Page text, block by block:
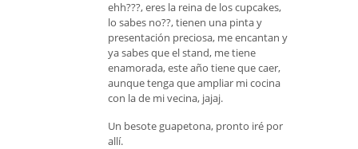
ehh???, eres la reina de los cupcakes,
lo sabes no??, tienen una pinta y
presentación preciosa, me encantan y
ya sabes que el stand, me tiene
enamorada, este año tiene que caer,
aunque tenga que ampliar mi cocina
con la de mi vecina, jajaj.
Un besote guapetona, pronto iré por
allí.